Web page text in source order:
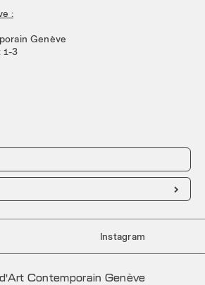
:
Genève
1-3

Instagram
Contemporain Genève